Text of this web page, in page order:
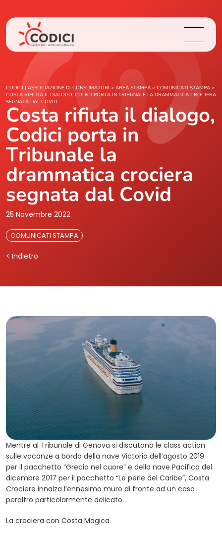
Chi Siamo
Cosa Facciamo
Area Stampa
Contatti
Login
CODICI | ASSOCIAZIONE DI CONSUMATORI > AREA STAMPA > COMUNICATI STAMPA >
COSTA RIFIUTA IL DIALOGO, CODICI PORTA IN TRIBUNALE LA DRAMMATICA CROCIERA
SEGNATA DAL COVID
Costa rifiuta il dialogo,
Codici porta in
Tribunale la
drammatica crociera
segnata dal Covid
25 Novembre 2022
COMUNICATI STAMPA
< Indietro
Mentre al Tribunale di Genova si discutono le class action
sulle vacanze a bordo della nave Victoria dell’agosto 2019
per il pacchetto “Grecia nel cuore” e della nave Pacifica del
dicembre 2017 per il pacchetto “Le perle del Caribe”, Costa
Crociere innalza l’ennesimo muro di fronte ad un caso
peraltro particolarmente delicato.
La crociera con Costa Magica